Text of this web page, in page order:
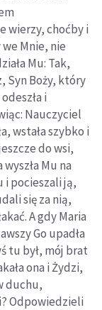
wierzy, choćby i
Mnie, nie
Mu: Tak,
Syn Boży, który
i
Nauczyciel
wstała szybko i
do wsi,
Mu na
i pocieszali ją,
się za nią,
A gdy Maria
Go upadła
tu był, mój brat
ona i Żydzi,
duchu,
Odpowiedzieli